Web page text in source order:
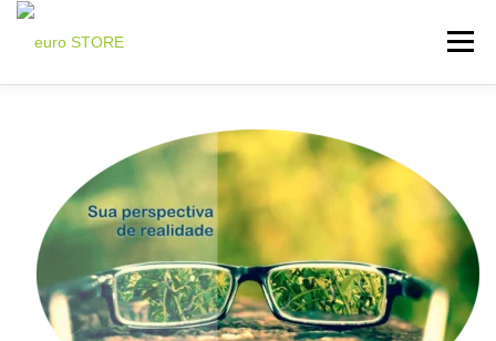
Saltar
Menu
TESTEMUNHOS ⬇ ÚTILIDADES ⬇ CONTATOS